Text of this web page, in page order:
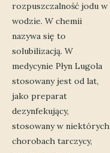
rozpuszczalność jodu w
wodzie. W chemii
nazywa się to
solubilizacją. W
medycynie Płyn Lugola
stosowany jest od lat,
jako preparat
dezynfekujący,
stosowany w niektórych
chorobach tarczycy,